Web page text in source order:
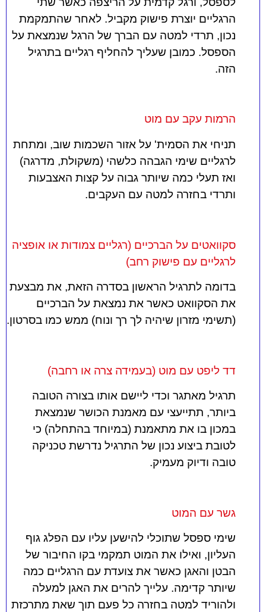
הרגליים יוצרת פישוק מקביל. לאחר שהתמקמת
נכון, תרדי למטה עם הברך של הרגל שנמצאת על
הספסל. כמובן שעליך להחליף רגליים בתרגיל
הזה.
הרמות עקב עם מוט
תניחי את הסמית' על אזור השכמות שוב, ומתחת
לרגליים שימי הגבהה כלשהי (משקולת, מדרגה)
ואז תעלי כמה שיותר גבוה על קצות האצבעות
ותרדי בחזרה למטה עם העקבים.
סקוואטים על הברכיים (רגליים צמודות או אופציה
לרגליים עם פישוק רחב)
בדומה לתרגיל הראשון בסדרה הזאת, את מבצעת
את הסקוואט כאשר את נמצאת על הברכיים
(תשימי מזרון שיהיה לך רך ונוח) ממש כמו בסרטון.
דד ליפט עם מוט (בעמידה צרה או רחבה)
תרגיל מאתגר וכדי ליישם אותו בצורה הטובה
ביותר, תתייעצי עם מאמנת הכושר שנמצאת
במכון בו את מתאמנת (במיוחד בהתחלה) כי
לטובת ביצוע נכון של התרגיל נדרשת טכניקה
טובה ודיוק מעמיק.
גשר עם המוט
שימי ספסל שתוכלי להישען עליו עם הפלג גוף
העליון, ואילו את המוט תמקמי בקו החיבור של
הבטן והאגן כאשר את צועדת עם הרגליים כמה
שיותר קדימה. עלייך להרים את האגן למעלה
ולהוריד למטה בחזרה כל פעם תוך שאת מתרכזת